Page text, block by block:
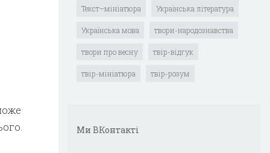
Текст–мініатюра Українська література
Українська мова твори-народознавства
твори про весну твір-відгук
твір-мініатюра твір-розум
Ми ВКонтакті